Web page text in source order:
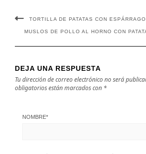
TORTILLA DE PATATAS CON
MUSLOS DE POLLO AL HORNO CON
DEJA UNA RESPUESTA
Tu dirección de correo electrónico no será
obligatorios están marcados con *
NOMBRE*